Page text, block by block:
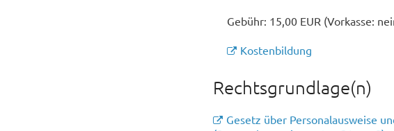
Gebühr: 15,00 EUR (Vorkasse:
Kostenbildung
Rechtsgrundlage(n)
Gesetz über Personalausweise